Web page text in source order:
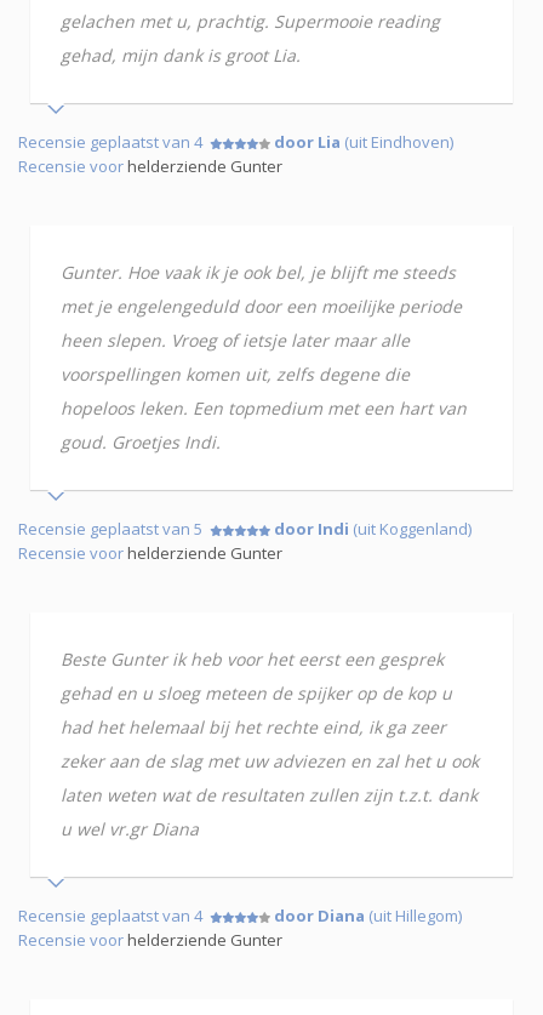
gelachen met u, prachtig. Supermooie reading
gehad, mijn dank is groot Lia.
Recensie geplaatst van 4 door Lia (uit Eindhoven)
Recensie voorhelderziende Gunter
Gunter. Hoe vaak ik je ook bel, je blijft me steeds
met je engelengeduld door een moeilijke periode
heen slepen. Vroeg of ietsje later maar alle
voorspellingen komen uit, zelfs degene die
hopeloos leken. Een topmedium met een hart van
goud. Groetjes Indi.
Recensie geplaatst van 5 door Indi (uit Koggenland)
Recensie voorhelderziende Gunter
Beste Gunter ik heb voor het eerst een gesprek
gehad en u sloeg meteen de spijker op de kop u
had het helemaal bij het rechte eind, ik ga zeer
zeker aan de slag met uw adviezen en zal het u ook
laten weten wat de resultaten zullen zijn t.z.t. dank
u wel vr.gr Diana
Recensie geplaatst van 4 door Diana (uit Hillegom)
Recensie voorhelderziende Gunter